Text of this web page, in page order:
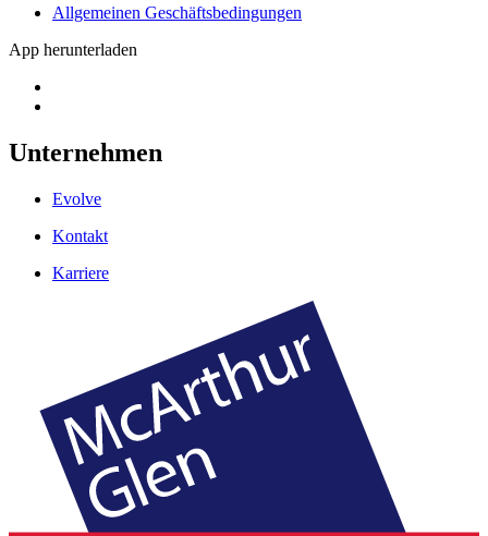
Allgemeinen Geschäftsbedingungen
App herunterladen
Unternehmen
Evolve
Kontakt
Karriere